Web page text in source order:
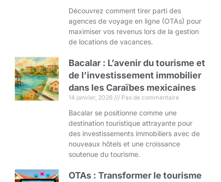
Découvrez comment tirer parti des
agences de voyage en ligne (OTAs) pour
maximiser vos revenus lors de la gestion
de locations de vacances.
Bacalar : L’avenir du tourisme et
de l’investissement immobilier
dans les Caraïbes mexicaines
14 janvier, 2026 Pas de commentaire
Bacalar se positionne comme une
destination touristique attrayante pour
des investissements immobiliers avec de
nouveaux hôtels et une croissance
soutenue du tourisme.
OTAs : Transformer le tourisme